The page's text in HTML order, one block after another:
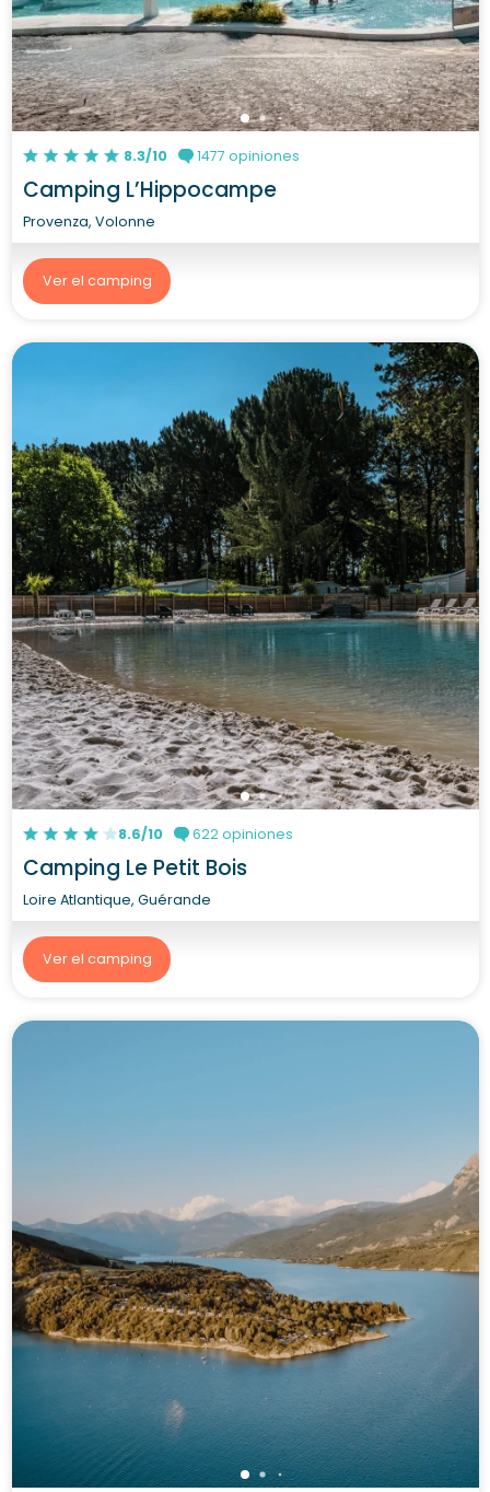
8.3/10 1477 opiniones
Camping L’Hippocampe
Provenza, Volonne
Ver el camping
8.6/10 622 opiniones
Camping Le Petit Bois
Loire Atlantique, Guérande
Ver el camping